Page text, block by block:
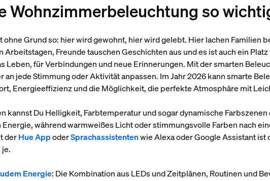
Wohnzimmerbeleuchtung so
ohne Grund so: hier wird gewohnt, hier wird gelebt. Hier lachen Familien
Arbeitstagen, Freunde tauschen Geschichten aus und es ist auch ein
Leben, für Verbindungen und neue Erinnerungen. Mit der smarten
an jede Stimmung oder Aktivität anpassen. Im Jahr 2026 kann smarte
Energieeffizienz und die Möglichkeit, die perfekte Atmosphäre mit
kannst Du Helligkeit, Farbtemperatur und sogar dynamische
während warmweißes Licht oder stimmungsvolle Farben nach
derHue AppoderSprachassistentenwie Alexa oder Google Assistant ist
Energie: Die Kombination aus LEDs und Zeitplänen, Routinen und